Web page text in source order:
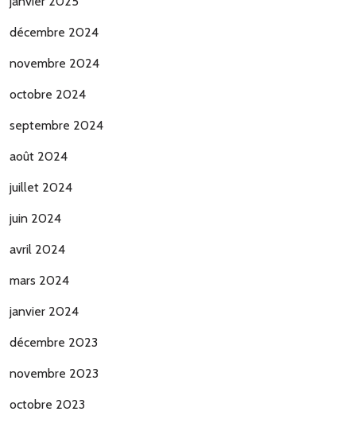
décembre 2024
novembre 2024
octobre 2024
septembre 2024
août 2024
juillet 2024
juin 2024
avril 2024
mars 2024
janvier 2024
décembre 2023
novembre 2023
octobre 2023